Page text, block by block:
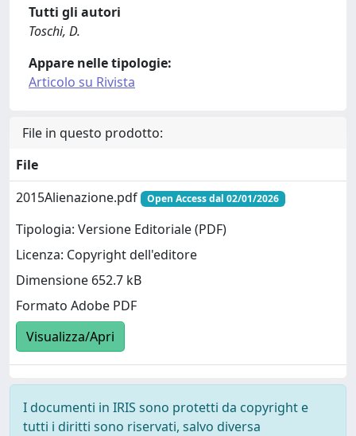
Tutti gli autori
Toschi, D.
Appare nelle tipologie:
Articolo su Rivista
File in questo prodotto:
File
2015Alienazione.pdf
Open Access dal 02/01/2026
Tipologia: Versione Editoriale (PDF)
Licenza: Copyright dell'editore
Dimensione 652.7 kB
Formato Adobe PDF
Visualizza/Apri
I documenti in IRIS sono protetti da copyright e
tutti i diritti sono riservati, salvo diversa